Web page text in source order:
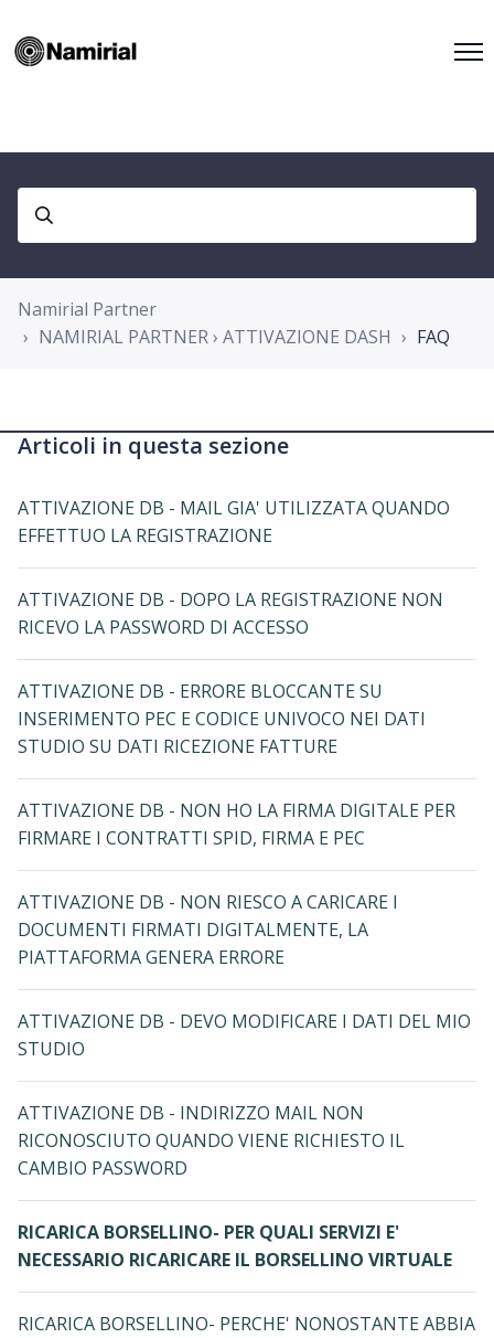
Namirial Partner
NAMIRIAL PARTNER › ATTIVAZIONE DASH
FAQ
Articoli in questa sezione
ATTIVAZIONE DB - MAIL GIA' UTILIZZATA QUANDO
EFFETTUO LA REGISTRAZIONE
ATTIVAZIONE DB - DOPO LA REGISTRAZIONE NON
RICEVO LA PASSWORD DI ACCESSO
ATTIVAZIONE DB - ERRORE BLOCCANTE SU
INSERIMENTO PEC E CODICE UNIVOCO NEI DATI
STUDIO SU DATI RICEZIONE FATTURE
ATTIVAZIONE DB - NON HO LA FIRMA DIGITALE PER
FIRMARE I CONTRATTI SPID, FIRMA E PEC
ATTIVAZIONE DB - NON RIESCO A CARICARE I
DOCUMENTI FIRMATI DIGITALMENTE, LA
PIATTAFORMA GENERA ERRORE
ATTIVAZIONE DB - DEVO MODIFICARE I DATI DEL MIO
STUDIO
ATTIVAZIONE DB - INDIRIZZO MAIL NON
RICONOSCIUTO QUANDO VIENE RICHIESTO IL
CAMBIO PASSWORD
RICARICA BORSELLINO- PER QUALI SERVIZI E'
NECESSARIO RICARICARE IL BORSELLINO VIRTUALE
RICARICA BORSELLINO- PERCHE' NONOSTANTE ABBIA